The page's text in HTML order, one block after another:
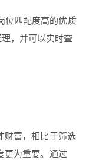
位匹配度高的优质
，并可以实时查
财富，相比于筛选
更为重要。通过